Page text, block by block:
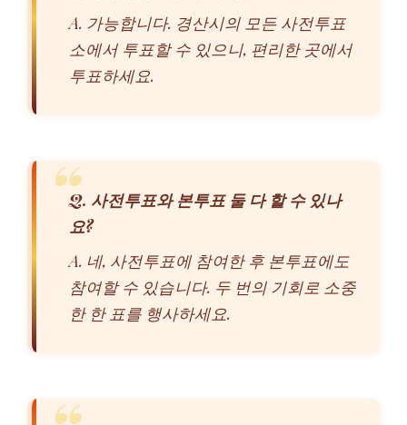
A. 가능합니다. 경산시의 모든 사전투표
소에서 투표할 수 있으니, 편리한 곳에서
투표하세요.
Q. 사전투표와 본투표 둘 다 할 수 있나
요?
A. 네, 사전투표에 참여한 후 본투표에도
참여할 수 있습니다. 두 번의 기회로 소중
한 한 표를 행사하세요.